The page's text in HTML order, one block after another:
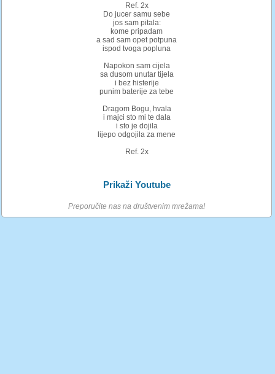
Ref. 2x
Do jucer samu sebe
jos sam pitala:
kome pripadam
a sad sam opet potpuna
ispod tvoga popluna
Napokon sam cijela
sa dusom unutar tijela
i bez histerije
punim baterije za tebe
Dragom Bogu, hvala
i majci sto mi te dala
i sto je dojila
lijepo odgojila za mene
Ref. 2x
Prikaži Youtube
Preporučite nas na društvenim mrežama!